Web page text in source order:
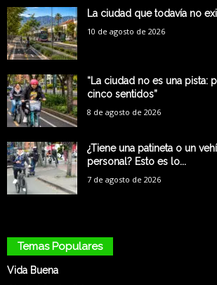
La ciudad que todavía no
10 de agosto de 2026
“La ciudad no es una pista:
cinco sentidos”
8 de agosto de 2026
¿Tiene una patineta o un
personal? Esto es lo...
7 de agosto de 2026
Temas Populares
Vida Buena